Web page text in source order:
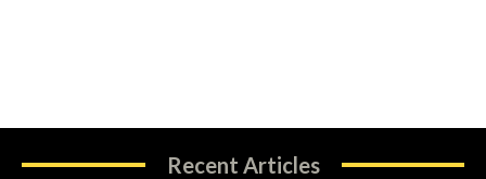
Recent Articles